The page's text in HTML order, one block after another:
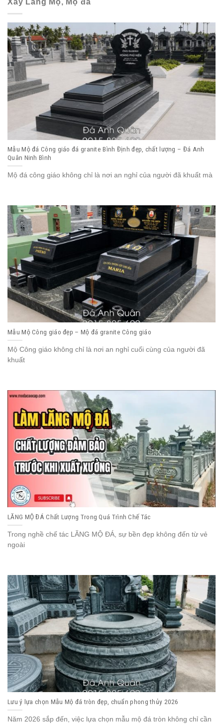
Mẫu Mộ đá Công giáo đá granite Bình Định đẹp, chất lượng – Đá Anh
Quân Ninh Bình
Mộ đá công giáo không chỉ là nơi an nghỉ của người đã khuất mà
Mẫu Mộ Công giáo đẹp – Mộ đá granite Công giáo
Mộ Công giáo không chỉ là nơi an nghỉ cuối cùng của người đã
khuất
LĂNG MỘ ĐÁ Chất Lượng Trong Quá Trình Chế Tác
Trong nghề chế tác LĂNG MỘ ĐÁ, sự bền đẹp không đến từ vẻ
ngoài
Lưu ý lựa chọn Mẫu Mộ đá tròn đẹp, chuẩn phong thủy 2026
Năm 2026 sắp đến, việc lựa chọn mẫu mộ đá tròn không chỉ cần